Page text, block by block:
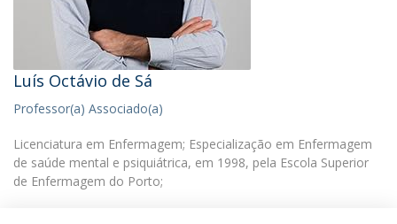
Luís Octávio de Sá
Professor(a) Associado(a)
Licenciatura em Enfermagem; Especialização em Enfermagem
de saúde mental e psiquiátrica, em 1998, pela Escola Superior
de Enfermagem do Porto;